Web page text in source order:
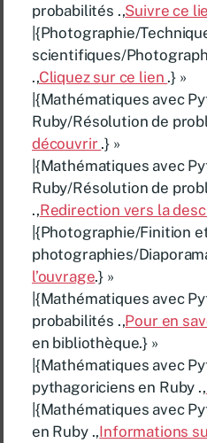
probabilités .,Suivre ce
|{Photographie/
scientifiques/
.,Cliquez sur ce lien .} »
|{Mathématiques avec
Ruby/Résolution de
découvrir .} »
|{Mathématiques avec
Ruby/Résolution de
.,Redirection vers la
|{Photographie/Finition
photographies/
l’ouvrage.} »
|{Mathématiques avec
probabilités .,Pour en
en bibliothèque.} »
|{Mathématiques avec
pythagoriciens en Ruby .,
|{Mathématiques avec
en Ruby .,Informations